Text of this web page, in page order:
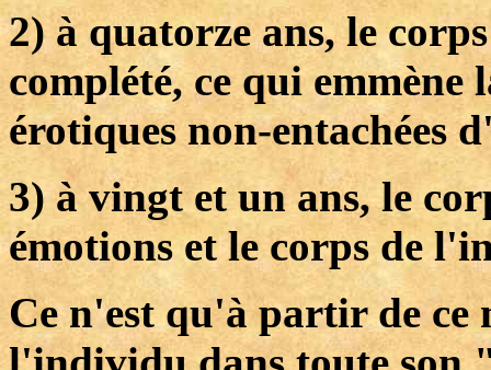
2) à quatorze ans, le
complété, ce qui emmène
érotiques non-entachées
3) à vingt et un ans, le
émotions et le corps de
Ce n'est qu'à partir de ce